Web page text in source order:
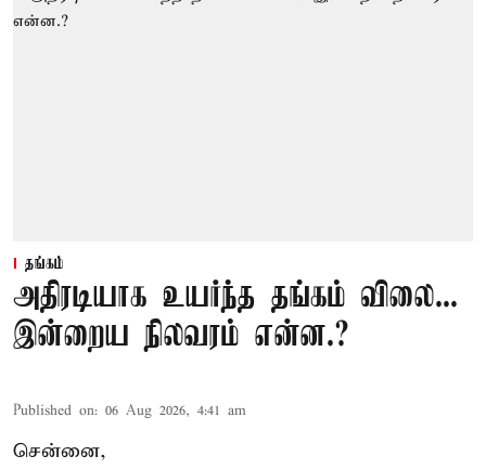
தங்கம்
அதிரடியாக உயர்ந்த தங்கம் விலை...
இன்றைய நிலவரம் என்ன.?
Published on: 06 Aug 2026, 4:41 am
சென்னை,